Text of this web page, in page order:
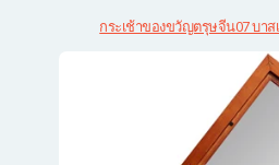
กระเช้าของขวัญตรุษจีน07 บาส